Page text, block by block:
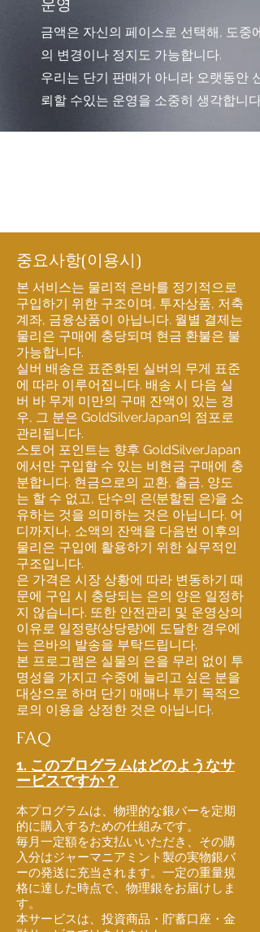
운영
금액은 자신의 페이스로 선택해, 도중에
의 변경이나 정지도 가능합니다.
우리는 단기 판매가 아니라 오랫동안 신
뢰할 수있는 운영을 소중히 생각합니다.
중요사항(이용시)
본 서비스는 물리적 은바를 정기적으로
구입하기 위한 구조이며, 투자상품, 저축
계좌, 금융상품이 아닙니다. 월별 결제는
물리은 구매에 충당되며 현금 환불은 불
가능합니다.
실버 배송은 표준화된 실버의 무게 표준
에 따라 이루어집니다. 배송 시 다음 실
버 바 무게 미만의 구매 잔액이 있는 경
우, 그 분은 GoldSilverJapan의 점포로
관리됩니다.
스토어 포인트는 향후 GoldSilverJapan
에서만 구입할 수 있는 비현금 구매에 충
분합니다. 현금으로의 교환, 출금, 양도
는 할 수 없고, 단수의 은(분할된 은)을 소
유하는 것을 의미하는 것은 아닙니다. 어
디까지나, 소액의 잔액을 다음번 이후의
물리은 구입에 활용하기 위한 실무적인
구조입니다.
은 가격은 시장 상황에 따라 변동하기 때
문에 구입 시 충당되는 은의 양은 일정하
지 않습니다. 또한 안전관리 및 운영상의
이유로 일정량(상당량)에 도달한 경우에
는 은바의 발송을 부탁드립니다.
본 프로그램은 실물의 은을 무리 없이 투
명성을 가지고 수중에 늘리고 싶은 분을
대상으로 하며 단기 매매나 투기 목적으
로의 이용을 상정한 것은 아닙니다.
FAQ
1. このプログラムはどのようなサ
ービスですか？
本プログラムは、物理的な銀バーを定期
的に購入するための仕組みです。
毎月一定額をお支払いいただき、その購
入分はジャーマニアミント製の実物銀バ
ーの発送に充当されます。一定の重量規
格に達した時点で、物理銀をお届けしま
す。
本サービスは、投資商品・貯蓄口座・金